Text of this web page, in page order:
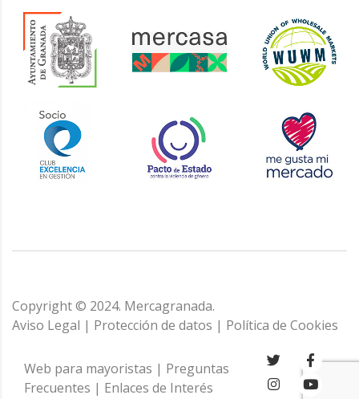
Copyright © 2024. Mercagranada.
Aviso Legal | Protección de datos | Política de Cookies
Web para mayoristas | Preguntas
Frecuentes | Enlaces de Interés